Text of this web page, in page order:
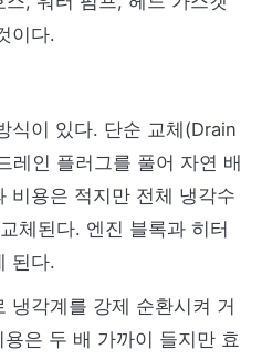
이다.
식이 있다. 단순 교체(Drain
레인 플러그를 풀어 자연 배
비용은 적지만 전체 냉각수
체된다. 엔진 블록과 히터
된다.
냉각계를 강제 순환시켜 거
은 두 배 가까이 들지만 효